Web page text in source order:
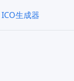
ICO生成器